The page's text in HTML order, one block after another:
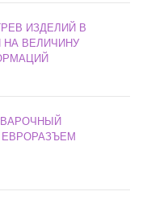
ИЗДЕЛИЙ В
ВЕЛИЧИНУ